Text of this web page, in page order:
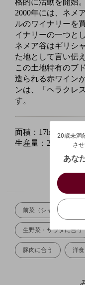
お買い物
2000年には、ネメ
ルのワイナリーを
イナリーの一つと
ネメア谷はギリシ
た地として言い伝
この土地特有のブ
造られる赤ワイン
ンは、「ヘラクレ
す。
面積：17ha
生産量：24.9万本
前菜（シャルキュトリ
生野菜・サラダに合う
豚肉に合う 洋
20歳未満
さ
あな
20歳未満
生年
西暦
ログア